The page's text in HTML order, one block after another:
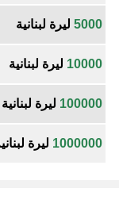
5000 ليرة لبنانية
10000 ليرة لبنانية
100000 ليرة لبنانية
1000000 ليرة